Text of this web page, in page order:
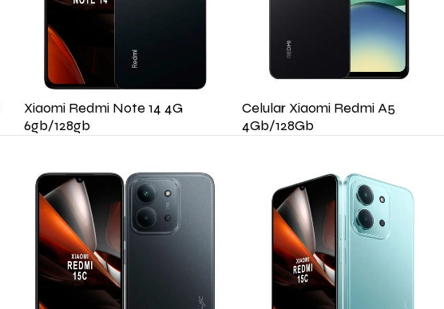
Xiaomi Redmi Note 14 4G
6gb/128gb
Celular Xiaomi Redmi A5
4Gb/128Gb